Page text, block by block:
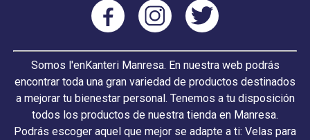
Somos l'enKanteri Manresa. En nuestra web podrás
encontrar toda una gran variedad de productos destinados
a mejorar tu bienestar personal. Tenemos a tu disposición
todos los productos de nuestra tienda en Manresa.
Podrás escoger aquel que mejor se adapte a ti: Velas para